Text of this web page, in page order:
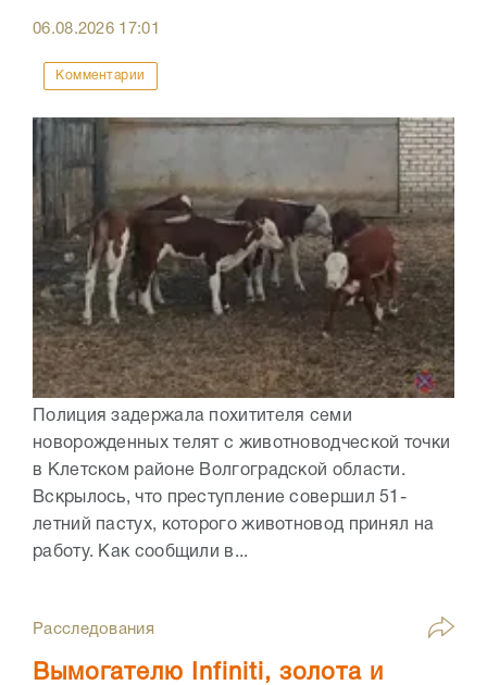
06.08.2026 17:01
Комментарии
Полиция задержала похитителя семи
новорожденных телят с животноводческой точки
в Клетском районе Волгоградской области.
Вскрылось, что преступление совершил 51-
летний пастух, которого животновод принял на
работу. Как сообщили в...
Расследования
Вымогателю Infiniti, золота и